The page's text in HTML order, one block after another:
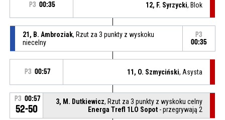
P3 00:35 12, F. Syrzycki, Blok
21, B. Ambroziak, Rzut za 3 punkty z wyskoku
niecelny
P3
00:35
P3 00:57 11, O. Szmyciński, Asysta
P3 00:57
52-50
3, M. Dutkiewicz, Rzut za 3 punkty z wyskoku celny
Energa Trefl 1LO Sopot - przegrywają 2